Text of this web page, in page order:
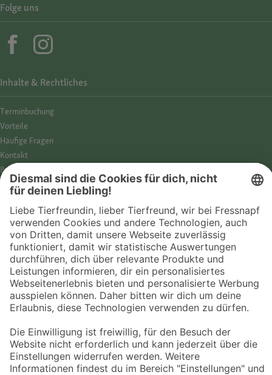
© 2026 Fressnapf Tiernahrungs GmbH
Westpreußenstraße 32-38
Inhalte & Rechtliches
Termin­buchung
Vorteile
Häufige Fragen
Kontakt
Barrierefreiheit
Impressum
Datenschutz­hinweise
Cookies
AGB
Entdecke Fressnapf
Tierversicherung
GPS-Tracker
Fressnapf Salon
Online-Shop
Folge uns